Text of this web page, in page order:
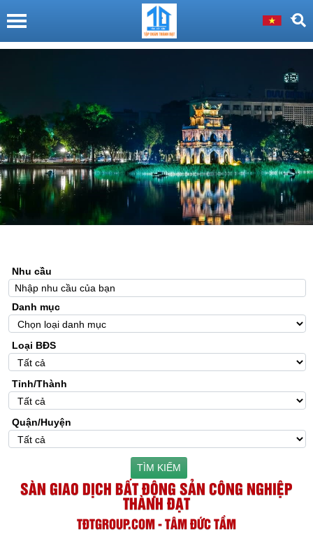
Nhu cầu
Danh mục
Loại BĐS
Tỉnh/Thành
Quận/Huyện
TÌM KIẾM
SÀN GIAO DỊCH BẤT ĐỘNG SẢN CÔNG NGHIỆP
THÀNH ĐẠT
TĐTGROUP.COM - TÂM ĐỨC TẦM